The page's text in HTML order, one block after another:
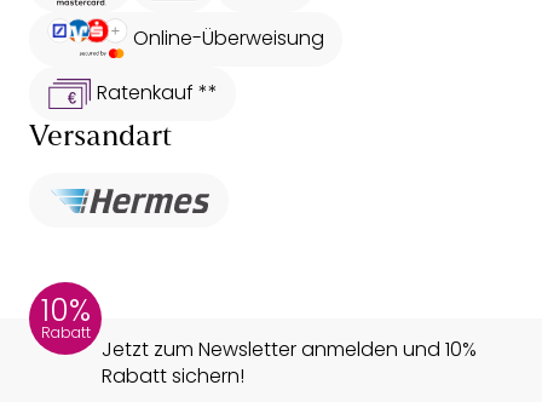
Online-Überweisung
Ratenkauf **
Versandart
10%
Rabatt
Jetzt zum Newsletter anmelden und 10%
Rabatt sichern!